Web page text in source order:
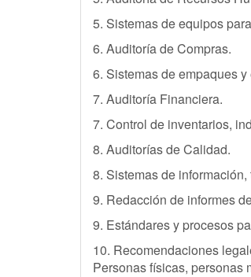
5. Sistemas de equipos
6. Auditoría de Compras.
6. Sistemas de empaques
7. Auditoría Financiera.
7. Control de inventarios,
8. Auditorías de Calidad.
8. Sistemas de
9. Redacción de informes
9. Estándares y procesos
10. Recomendaciones
Personas físicas, personas